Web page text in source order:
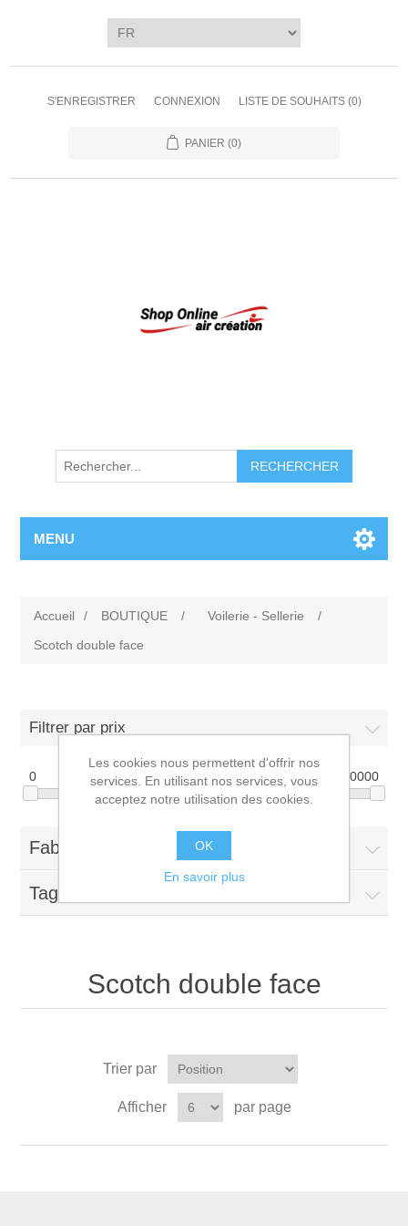
S'ENREGISTRER CONNEXION LISTE DE SOUHAITS (0)
PANIER (0)
RECHERCHER
MENU
Accueil / BOUTIQUE / Voilerie - Sellerie
/
Scotch double face
Filtrer par prix
0 10000
Fabricants
Tags fréquents
Scotch double face
Trier par
Afficher par page
Les cookies nous permettent d'offrir nos
services. En utilisant nos services, vous
acceptez notre utilisation des cookies.
OK
En savoir plus